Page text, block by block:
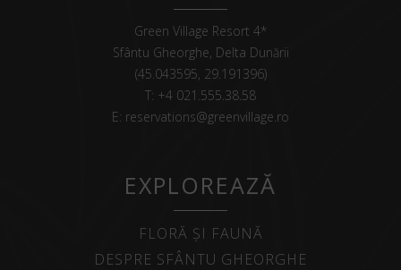
Green Village Resort 4*
Sfântu Gheorghe, Delta Dunării
(45.043595, 29.191396)
T: +4 021.555.38.58
E: reservations@greenvillage.ro
EXPLOREAZĂ
FLORĂ ȘI FAUNĂ
DESPRE SFÂNTU GHEORGHE